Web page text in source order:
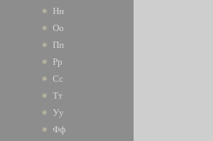
Нн
Оо
Пп
Рр
Сс
Тт
Уу
Фф